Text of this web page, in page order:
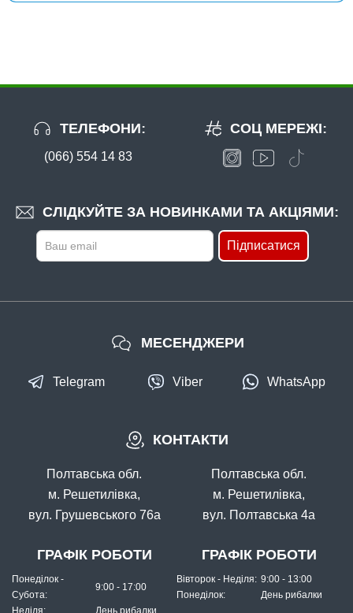
В наявності
Мікро-джиг Owner №6 5g (уп.5шт)
44 грн
Мікро-джиг "Owner" №8 2g
ТЕЛЕФОНИ:
(066) 554 14 83
СЛІДКУЙТЕ ЗА НОВИНКАМИ ТА АКЦІЯМИ:
Підписатися
СОЦ МЕРЕЖІ:
КОНТАКТИ
Полтавська обл.
м. Решетилівка,
вул. Грушевського 76а
ГРАФІК РОБОТИ
Понеділок -
Субота:
9:00 - 17:00
Полтавська обл.
м. Решетилівка,
вул. Полтавська 4а
ГРАФІК РОБОТИ
Вівторок - Неділя: 9:00 - 13:00
Понеділок:
День рибалки
МЕСЕНДЖЕРИ
Telegram Viber WhatsApp